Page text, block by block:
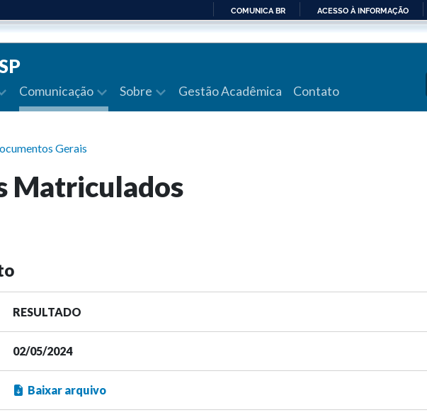
PARA
COMUNICA BR ACESSO À INFORMAÇÃO
Comunicação Sobre Gestão Acadêmica Contato
Gerais
Matriculados
RESULTADO
02/05/2024
Baixar arquivo